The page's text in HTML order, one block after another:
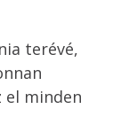
terévé,
minden